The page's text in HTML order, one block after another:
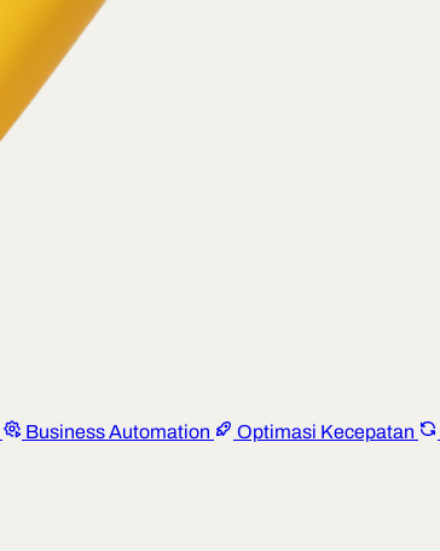
Business Automation Optimasi Kecepatan